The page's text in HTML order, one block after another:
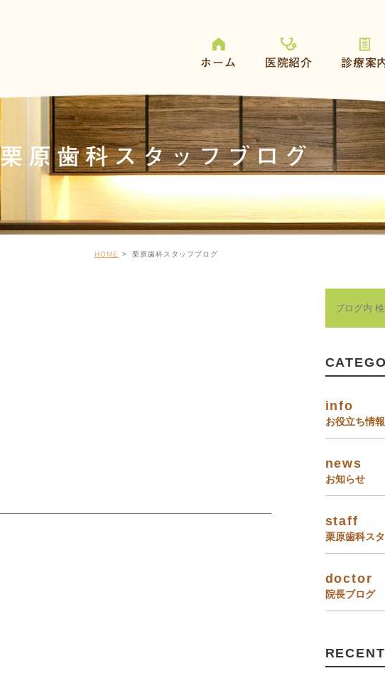
ホーム 医院紹介 診療案
予防とメン
歯を失った
その他
栗原歯科スタッフブログ
HOME 栗原歯科スタッフブログ
info
お役立ち情報
news
お知らせ
staff
栗原歯科ス
doctor
院長ブログ